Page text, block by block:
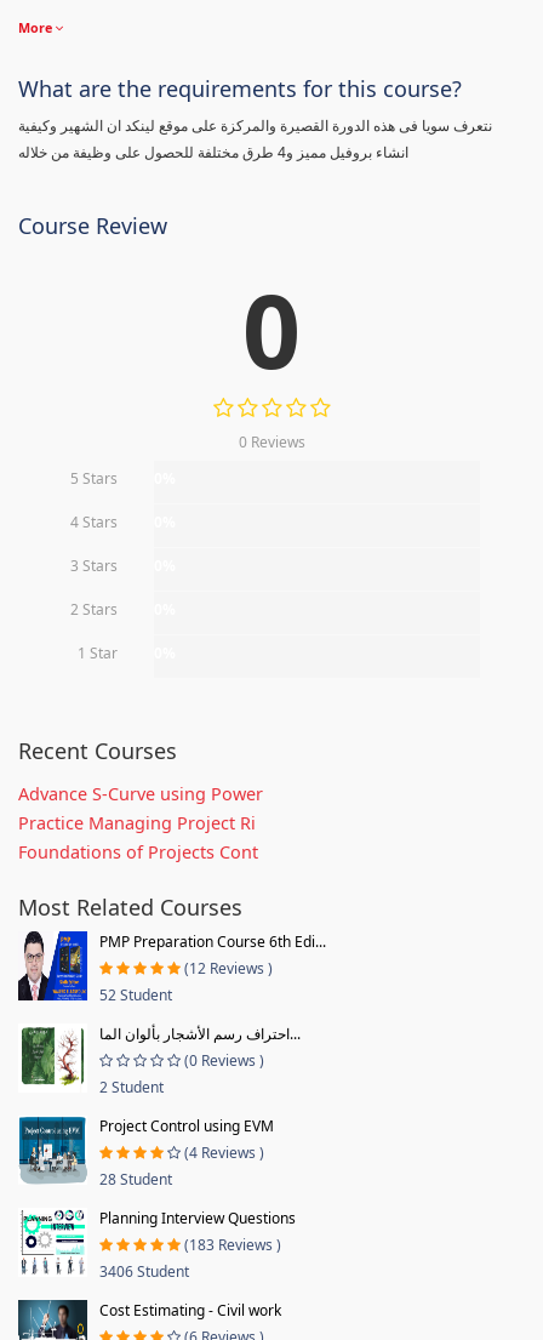
More
What are the requirements for this course?
نتعرف سويا فى هذه الدورة القصيرة والمركزة على موقع لينكد ان الشهير وكيفية
انشاء بروفيل مميز و4 طرق مختلفة للحصول على وظيفة من خلاله
Course Review
0
0 Reviews
5 Stars
4 Stars
3 Stars
2 Stars
1 Star
Recent Courses
Advance S-Curve using Power
Practice Managing Project Ri
Foundations of Projects Cont
Most Related Courses
PMP Preparation Course 6th Edi...
(12 Reviews )
52 Student
احتراف رسم الأشجار بألوان الما...
(0 Reviews )
2 Student
Project Control using EVM
(4 Reviews )
28 Student
Planning Interview Questions
(183 Reviews )
3406 Student
Cost Estimating - Civil work